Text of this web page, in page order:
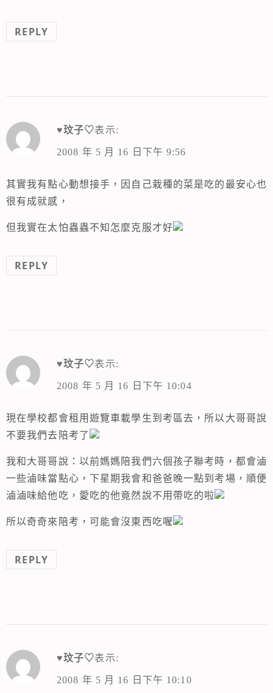
REPLY
♥玟子♡表示:
2008 年 5 月 16 日下午 9:56
其實我有點心動想接手，因自己栽種的菜是吃的最安心也
很有成就感，
但我實在太怕蟲蟲不知怎麼克服才好
REPLY
♥玟子♡表示:
2008 年 5 月 16 日下午 10:04
現在學校都會租用遊覽車載學生到考區去，所以大哥哥說
不要我們去陪考了
我和大哥哥說：以前媽媽陪我們六個孩子聯考時，都會滷
一些滷味當點心，下星期我會和爸爸晚一點到考場，順便
滷滷味給他吃，愛吃的他竟然說不用帶吃的啦
所以奇奇來陪考，可能會沒東西吃喔
REPLY
♥玟子♡表示:
2008 年 5 月 16 日下午 10:10